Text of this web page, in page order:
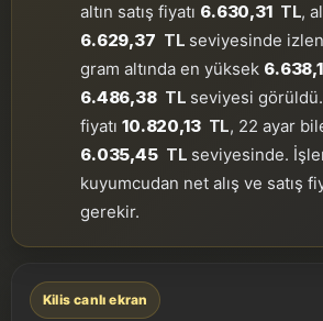
altın satış fiyatı 6.630,31 TL,
6.629,37 TL seviyesinde
gram altında en yüksek
6.486,38 TL seviyesi görüldü.
fiyatı 10.820,13 TL, 22 ayar
6.035,45 TL seviyesinde.
kuyumcudan net alış ve satış
gerekir.
Kilis canlı ekran